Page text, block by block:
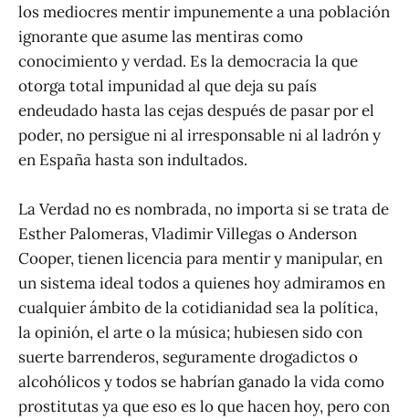
los mediocres mentir impunemente a una población
ignorante que asume las mentiras como
conocimiento y verdad. Es la democracia la que
otorga total impunidad al que deja su país
endeudado hasta las cejas después de pasar por el
poder, no persigue ni al irresponsable ni al ladrón y
en España hasta son indultados.
La Verdad no es nombrada, no importa si se trata de
Esther Palomeras, Vladimir Villegas o Anderson
Cooper, tienen licencia para mentir y manipular, en
un sistema ideal todos a quienes hoy admiramos en
cualquier ámbito de la cotidianidad sea la política,
la opinión, el arte o la música; hubiesen sido con
suerte barrenderos, seguramente drogadictos o
alcohólicos y todos se habrían ganado la vida como
prostitutas ya que eso es lo que hacen hoy, pero con